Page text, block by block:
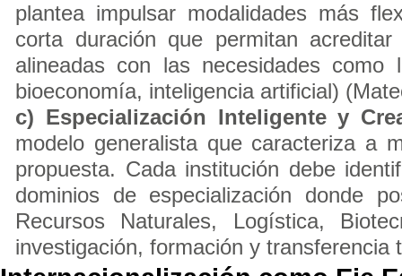
plantea impulsar modalidades más
corta duración que permitan
alineadas con las necesidades como
bioeconomía, inteligencia artificial)
c) Especialización Inteligente y
modelo generalista que caracteriza a
propuesta. Cada institución debe
dominios de especialización donde
Recursos Naturales, Logística,
investigación, formación y transferencia